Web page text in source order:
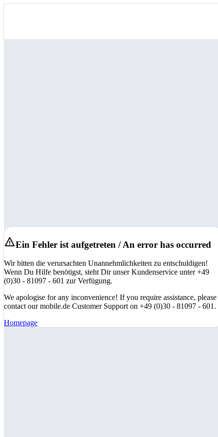
Ein Fehler ist aufgetreten / An error has occurred
Wir bitten die verursachten Unannehmlichkeiten zu entschuldigen!
Wenn Du Hilfe benötigst, steht Dir unser Kundenservice unter +49
(0)30 - 81097 - 601 zur Verfügung.
We apologise for any inconvenience! If you require assistance, please
contact our mobile.de Customer Support on +49 (0)30 - 81097 - 601.
Homepage